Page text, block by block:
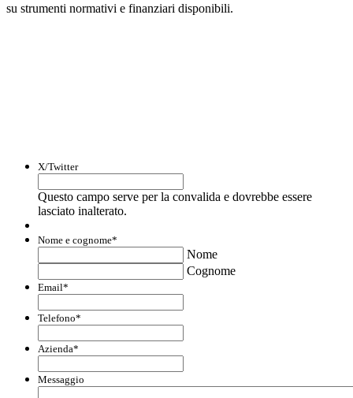
su strumenti normativi e finanziari disponibili.
X/Twitter
Questo campo serve per la convalida e dovrebbe essere
lasciato inalterato.
Nome e cognome*
Nome
Cognome
Email*
Telefono*
Azienda*
Messaggio